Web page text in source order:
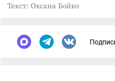
Текст: Оксана Бойко